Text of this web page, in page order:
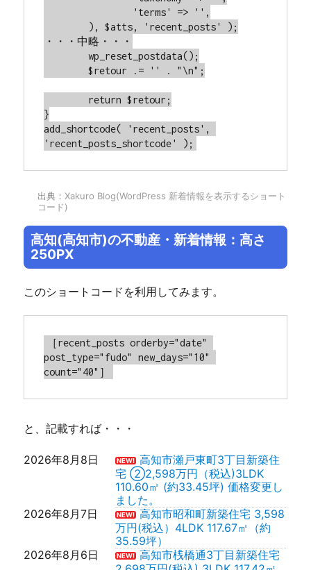
・・・中略・・・
	wp_reset_postdata();
	$retour .= '' . "\n";
}
add_shortcode( 'recent_posts',
'recent_posts_shortcode' );
出典：Xakuro Blog(WordPress 新着情報を表示するショート
コード)
高知(高知市)の不動産・新着情報：高さ
250PX
このショートコードを利用してみます。
［recent_posts orderby="date"
post_type="fudo" new_days="10"
count="40"］
と、記載すれば・・・
2026年8月8日 NEW!
高知市瀬戸東町3丁目新築住
宅 ②2,598万円（税込)3LDK
110.60㎡ (約33.45坪) 価格変更し
ました。
2026年8月7日
NEW!
高知市昭和町新築住宅 3,598
万円(税込）4LDK 117.67㎡（約
35.59坪）
2026年8月6日
NEW!
高知市桟橋通3丁目新築住宅